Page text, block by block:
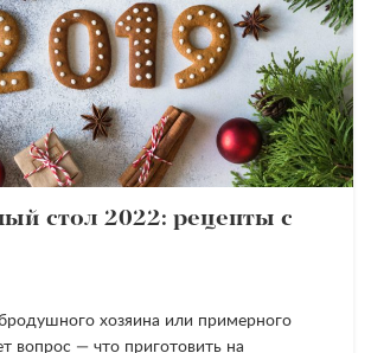
стол 2022: рецепты с
хозяина или примерного
вопрос — что приготовить на